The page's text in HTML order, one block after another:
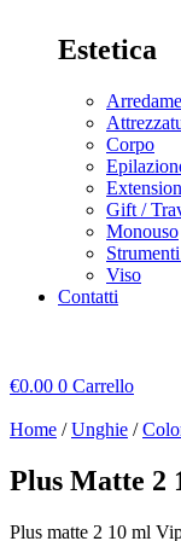
Estetica
Corpo
Gift /
Monouso
Viso
Contatti
€0.00 0 Carrello
Home /Unghie /
Plus Matte 2
Plus matte 2 10 ml